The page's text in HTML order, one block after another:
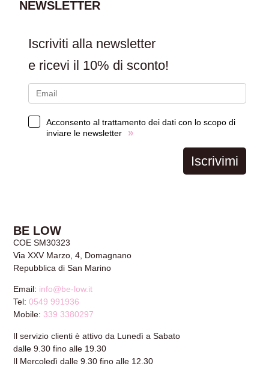
NEWSLETTER
Iscriviti alla newsletter
e ricevi il 10% di sconto!
Acconsento al trattamento dei dati con lo scopo di
inviare le newsletter
»
Iscrivimi
BE LOW
COE SM30323
Via XXV Marzo, 4, Domagnano
Repubblica di San Marino
Email: info@be-low.it
Tel:0549 991936
Mobile: 339 3380297
Il servizio clienti è attivo da Lunedì a Sabato
dalle 9.30 fino alle 19.30
Il Mercoledì dalle 9.30 fino alle 12.30